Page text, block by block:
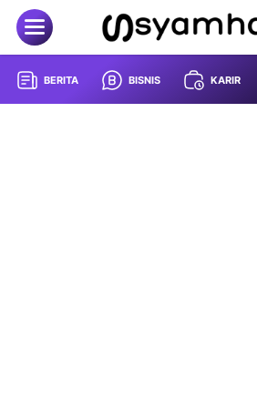
BERITA BISNIS KARIR